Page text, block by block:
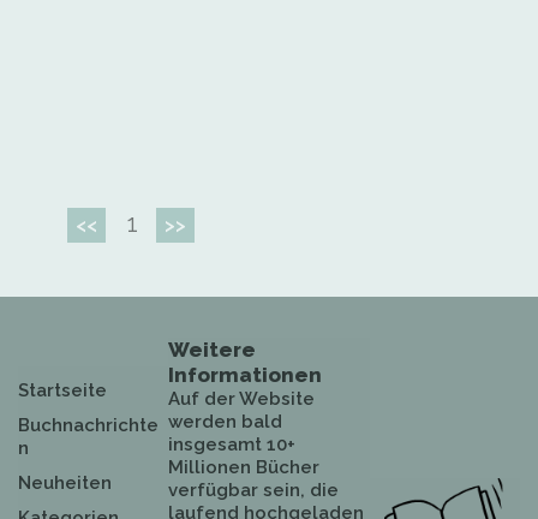
<< 1 >>
Startseite
Buchnachrichte
n
Neuheiten
Weitere
Informationen
Auf der Website
werden bald
insgesamt 10+
Millionen Bücher
verfügbar sein, die
laufend hochgeladen